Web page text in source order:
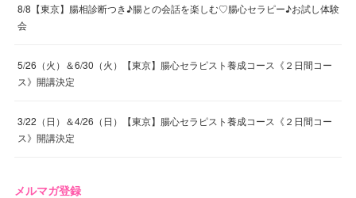
8/8【東京】腸相診断つき♪腸との会話を楽しむ♡腸心セラピー♪お試し体験
会
5/26（火）＆6/30（火）【東京】腸心セラピスト養成コース《２日間コー
ス》開講決定
3/22（日）＆4/26（日）【東京】腸心セラピスト養成コース《２日間コー
ス》開講決定
メルマガ登録